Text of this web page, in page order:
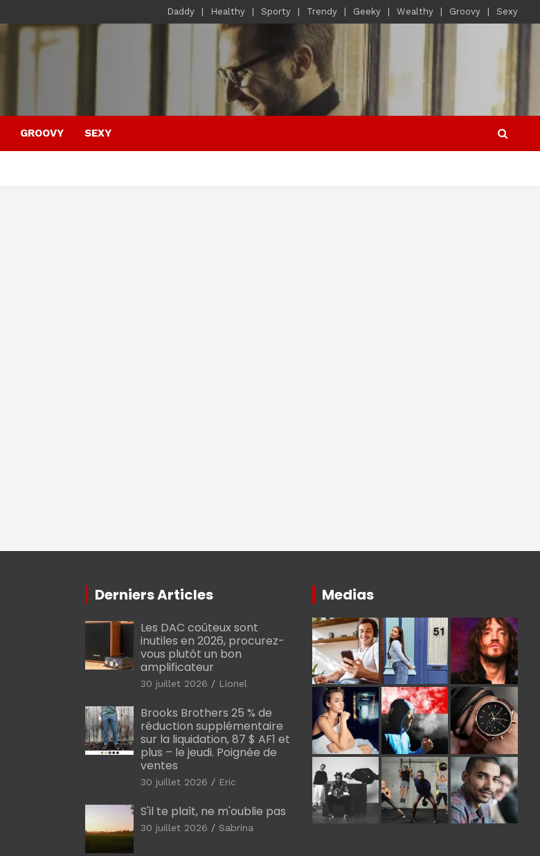
Daddy Healthy Sporty Trendy Geeky Wealthy Groovy Sexy
GROOVY SEXY
Derniers Articles
Les DAC coûteux sont
inutiles en 2026, procurez-
vous plutôt un bon
amplificateur
30 juillet 2026 Lionel
Brooks Brothers 25 % de
réduction supplémentaire
sur la liquidation, 87 $ AF1 et
plus – le jeudi. Poignée de
ventes
30 juillet 2026 Eric
S'il te plaît, ne m'oublie pas
30 juillet 2026 Sabrina
Medias